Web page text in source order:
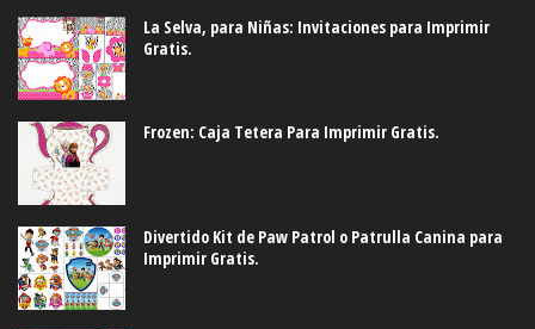
La Selva, para Niñas: Invitaciones para Imprimir
Gratis.
Frozen: Caja Tetera Para Imprimir Gratis.
Divertido Kit de Paw Patrol o Patrulla Canina para
Imprimir Gratis.